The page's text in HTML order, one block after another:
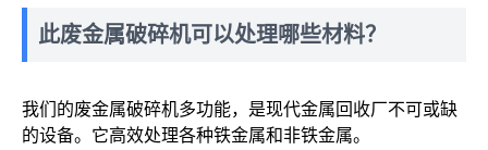
此废金属破碎机可以处理哪些材料？
我们的废金属破碎机多功能，是现代金属回收厂不可或缺
的设备。它高效处理各种铁金属和非铁金属。